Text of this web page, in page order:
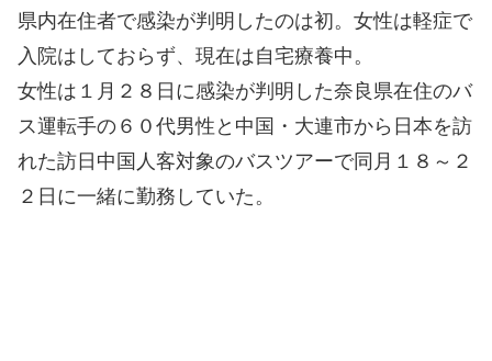
県内在住者で感染が判明したのは初。女性は軽症で
入院はしておらず、現在は自宅療養中。
女性は１月２８日に感染が判明した奈良県在住のバ
ス運転手の６０代男性と中国・大連市から日本を訪
れた訪日中国人客対象のバスツアーで同月１８～２
２日に一緒に勤務していた。